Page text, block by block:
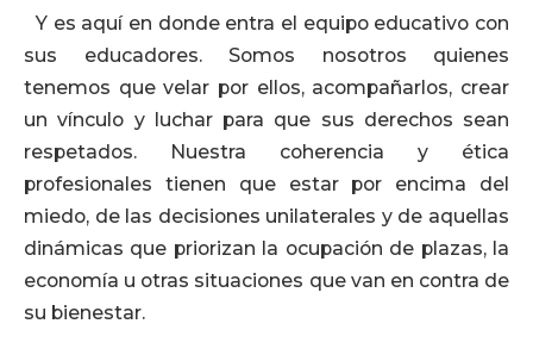
Y es aquí en donde entra el equipo educativo con
sus educadores. Somos nosotros quienes
tenemos que velar por ellos, acompañarlos, crear
un vínculo y luchar para que sus derechos sean
respetados. Nuestra coherencia y ética
profesionales tienen que estar por encima del
miedo, de las decisiones unilaterales y de aquellas
dinámicas que priorizan la ocupación de plazas, la
economía u otras situaciones que van en contra de
su bienestar.